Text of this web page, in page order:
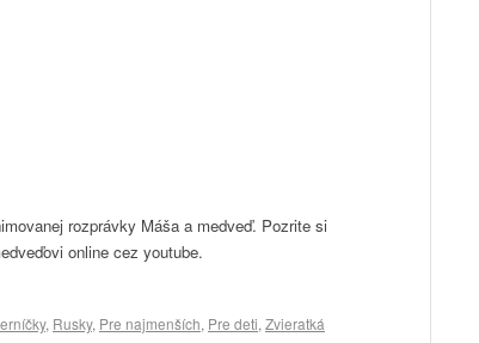
rozprávky Máša a medveď. Pozrite si
online cez youtube.
, Rusky, Pre najmenších, Pre deti, Zvieratká